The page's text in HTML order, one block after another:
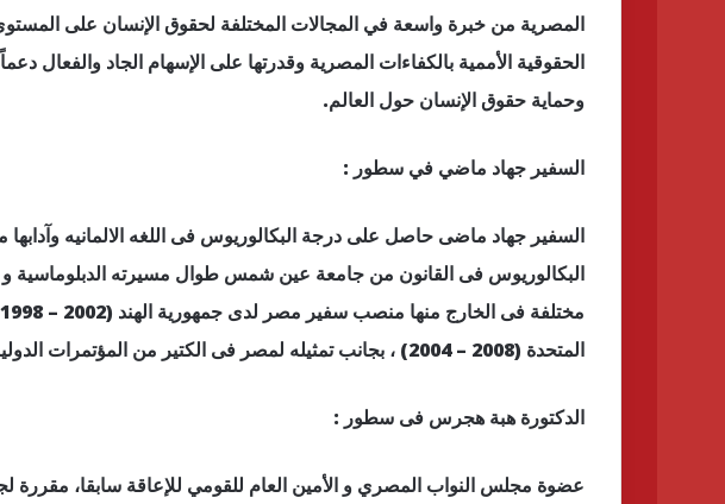
المصرية من خبرة واسعة في المجالات المختلفة لحقوق الإنسان على
الحقوقية الأممية بالكفاءات المصرية وقدرتها على الإسهام الجاد والفعال
وحماية حقوق الإنسان حول العالم.
السفير جهاد ماضي في سطور :
السفير جهاد ماضى حاصل على درجة البكالوريوس فى اللغه الالمانيه
البكالوريوس فى القانون من جامعة عين شمس طوال مسيرته
المتحدة (2008 – 2004) ، بجانب تمثيله لمصر فى الكتير من المؤتمرات الدولية والإقليمية .
الدكتورة هبة هجرس فى سطور :
عضوة مجلس النواب المصري و الأمين العام للقومي للإعاقة سابقا، مقررة